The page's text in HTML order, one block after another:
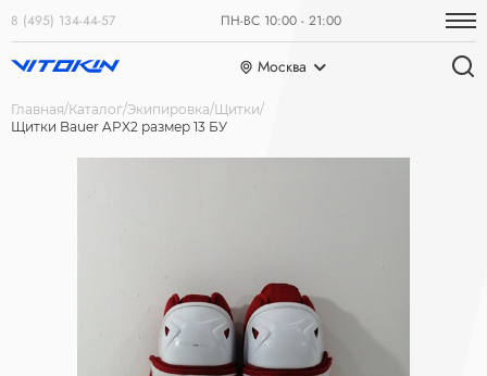
8 (495) 134-44-57 ПН-ВС 10:00 - 21:00
Москва
Главная Каталог Экипировка Щитки
Щитки Bauer APX2 размер 13 БУ